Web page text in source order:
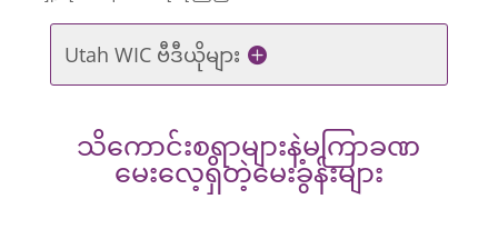
Utah WIC ဗီဒီယိုများ
သိကောင်းစရာများနဲ့မကြာခဏ
မေးလေ့ရှိတဲ့မေးခွန်းများ